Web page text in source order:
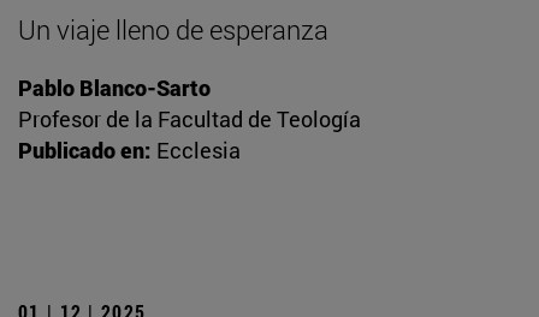
Un viaje lleno de esperanza
Pablo Blanco-Sarto
Profesor de la Facultad de Teología
Publicado en: Ecclesia
01 | 12 | 2025